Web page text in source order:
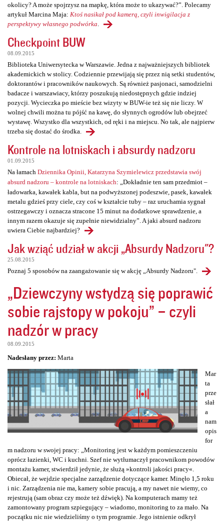
okolicy? A może spojrzysz na mapkę, która może to ukazywać?”. Polecamy
artykuł Marcina Maja: Ktoś nasikał pod kamerą, czyli inwigilacja z
perspektywy własnego podwórka
Checkpoint BUW
08.09.2015
Biblioteka Uniwersytecka w Warszawie. Jedna z najważniejszych bibliotek
akademickich w stolicy. Codziennie przewijają się przez nią setki studentów,
doktorantów i pracowników naukowych. Są również pasjonaci, samodzielni
badacze i warszawiacy, którzy poszukują niedostępnych gdzie indziej
pozycji. Wycieczka po mieście bez wizyty w BUW-ie też się nie liczy. W
wolnej chwili można tu pójść na kawę, do słynnych ogrodów lub obejrzeć
wystawę. Wszystko dla wszystkich, od ręki i na miejscu. No tak, ale najpierw
trzeba się dostać do środka.
Kontrole na lotniskach i absurdy nadzoru
01.09.2015
Na łamach Dziennika Opinii, Katarzyna Szymielewicz przedstawia swój
absurd nadzoru – kontrole na lotniskach: „Dokładnie ten sam przedmiot –
ładowarka, kawałek kabla, but na podwyższonej podeszwie, pasek, kawałek
metalu gdzieś przy ciele, czy coś w kształcie tuby – raz uruchamia sygnał
ostrzegawczy i oznacza stracone 15 minut na dodatkowe sprawdzenie, a
innym razem okazuje się zupełnie niewidzialny”. A jaki absurd nadzoru
uwiera Ciebie najbardziej?
Jak wziąć udział w akcji „Absurdy Nadzoru"?
25.08.2015
Poznaj 5 sposobów na zaangażowanie się w akcję „Absurdy Nadzoru".
„Dziewczyny wstydzą się poprawić
sobie rajstopy w pokoju” – czyli
nadzór w pracy
08.09.2015
Nadesłany przez: Marta
Mar
ta
prze
słał
a
nam
opis
for
m nadzoru w swojej pracy: „Monitoring jest w każdym pomieszczeniu
oprócz łazienki, WC i kuchni. Szef nie wytłumaczył pracownikom powodów
montażu kamer, stwierdził jedynie, że służą »kontroli jakości pracy«.
Obiecał, że wejdzie specjalne zarządzenie dotyczące kamer. Minęło 1,5 roku
i nic. Zarządzenia nie ma, kamery sobie pracują, a my nawet nie wiemy, co
rejestrują (sam obraz czy może też dźwięk). Na komputerach mamy też
zamontowany program szpiegujący – wiadomo, monitoring to za mało. Na
początku nic nie wiedzieliśmy o tym programie. Jego istnienie odkrył